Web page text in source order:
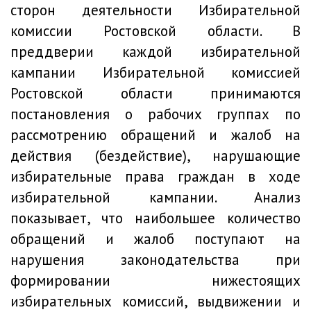
сторон деятельности Избирательной
комиссии Ростовской области. В
преддверии каждой избирательной
кампании Избирательной комиссией
Ростовской области принимаются
постановления о рабочих группах по
рассмотрению обращений и жалоб на
действия (бездействие), нарушающие
избирательные права граждан в ходе
избирательной кампании. Анализ
показывает, что наибольшее количество
обращений и жалоб поступают на
нарушения законодательства при
формировании нижестоящих
избирательных комиссий, выдвижении и